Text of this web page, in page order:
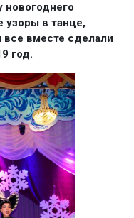
новогоднего
узоры в танце,
вместе сделали
год.